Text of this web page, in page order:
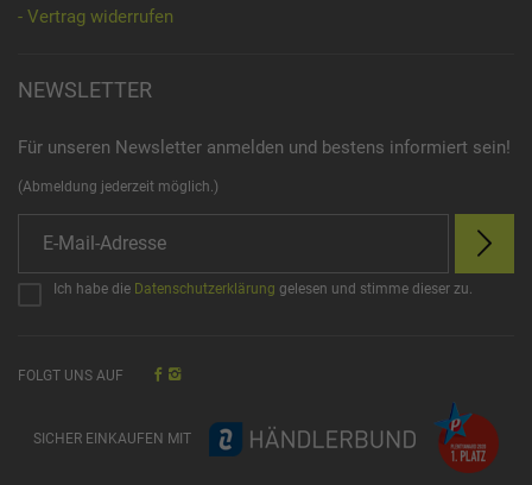
- Vertrag widerrufen
NEWSLETTER
Für unseren Newsletter anmelden und bestens informiert sein!
(Abmeldung jederzeit möglich.)
Ich habe die Datenschutzerklärung gelesen und stimme dieser zu.
FOLGT UNS AUF
SICHER EINKAUFEN MIT